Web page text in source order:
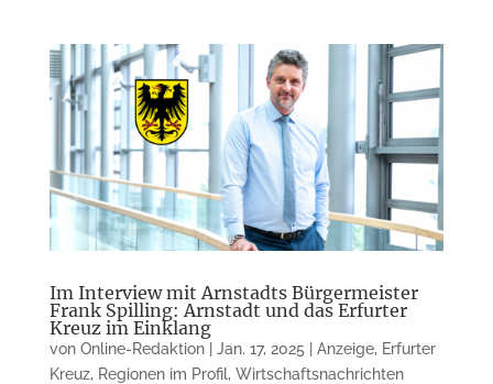
Im Interview mit Arnstadts Bürgermeister
Frank Spilling: Arnstadt und das Erfurter
Kreuz im Einklang
von Online-Redaktion| Jan. 17, 2025 Anzeige, Erfurter
Kreuz, Regionen im Profil, Wirtschaftsnachrichten